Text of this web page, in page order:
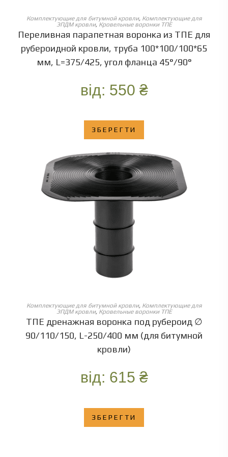
ОБЕРІТЬ ОПЦІЇ
Комплектующие для битумной кровли, Комплектующие для
ЭПДМ кровли, Кровельные воронки ТПЕ
Переливная парапетная воронка из ТПЕ для
рубероидной кровли, труба 100*100/100*65
мм, L=375/425, угол фланца 45°/90°
від: 550 ₴
ЗБЕРЕГТИ
ОБЕРІТЬ ОПЦІЇ
Комплектующие для битумной кровли, Комплектующие для
ЭПДМ кровли, Кровельные воронки ТПЕ
ТПЕ дренажная воронка под рубероид ∅
90/110/150, L-250/400 мм (для битумной
кровли)
від: 615 ₴
ЗБЕРЕГТИ